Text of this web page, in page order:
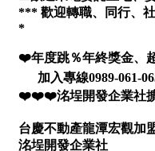
不拘
5-10 年
20-30 年
40 年以上